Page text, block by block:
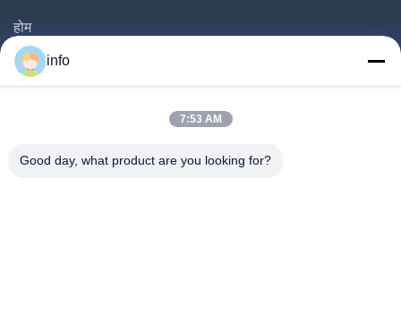
होम
उत्पाद
वीडियो
फैक्टरी यात्रा
info
7:53 AM
Good day, what product are you looking for?